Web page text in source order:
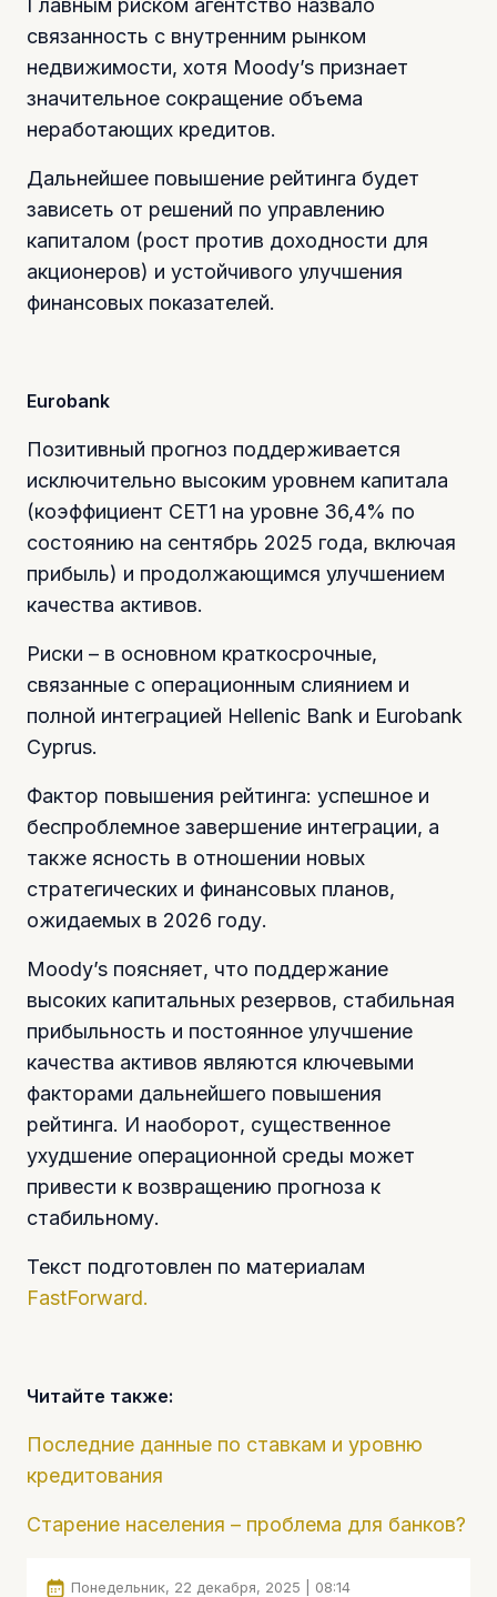
Главным риском агентство назвало
связанность с внутренним рынком
недвижимости, хотя Moody’s признает
значительное сокращение объема
неработающих кредитов.
Дальнейшее повышение рейтинга будет
зависеть от решений по управлению
капиталом (рост против доходности для
акционеров) и устойчивого улучшения
финансовых показателей.
Eurobank
Позитивный прогноз поддерживается
исключительно высоким уровнем капитала
(коэффициент CET1 на уровне 36,4% по
состоянию на сентябрь 2025 года, включая
прибыль) и продолжающимся улучшением
качества активов.
Риски – в основном краткосрочные,
связанные с операционным слиянием и
полной интеграцией Hellenic Bank и Eurobank
Cyprus.
Фактор повышения рейтинга: успешное и
беспроблемное завершение интеграции, а
также ясность в отношении новых
стратегических и финансовых планов,
ожидаемых в 2026 году.
Moody’s поясняет, что поддержание
высоких капитальных резервов, стабильная
прибыльность и постоянное улучшение
качества активов являются ключевыми
факторами дальнейшего повышения
рейтинга. И наоборот, существенное
ухудшение операционной среды может
привести к возвращению прогноза к
стабильному.
Текст подготовлен по материалам
FastForward.
Читайте также:
Последние данные по ставкам и уровню
кредитования
Старение населения – проблема для банков?
Понедельник, 22 декабря, 2025 | 08:14